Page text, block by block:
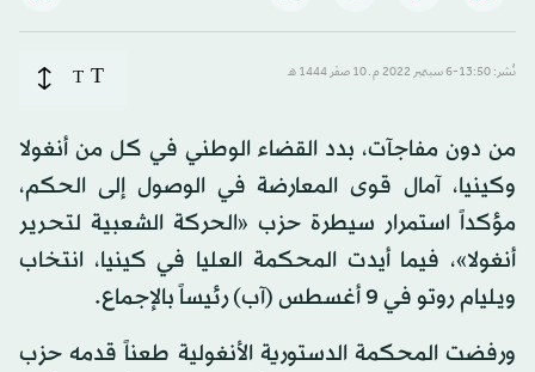
نُشر: 13:50-6 سبتمبر 2022 م ـ 10 صفَر 1444 هـ T
T
من دون مفاجآت، بدد القضاء الوطني في كل من أنغولا
وكينيا، آمال قوى المعارضة في الوصول إلى الحكم،
مؤكداً استمرار سيطرة حزب «الحركة الشعبية لتحرير
أنغولا»، فيما أيدت المحكمة العليا في كينيا، انتخاب
ويليام روتو في 9 أغسطس (آب) رئيساً بالإجماع.
ورفضت المحكمة الدستورية الأنغولية طعناً قدمه حزب